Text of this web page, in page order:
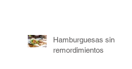
Hamburguesas sin
remordimientos